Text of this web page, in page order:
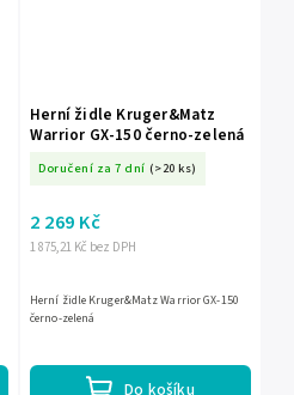
Herní židle Kruger&Matz
Warrior GX-150 černo-zelená
Doručení za 7 dní (>20 ks)
1 875,21 Kč bez DPH
2 269 Kč
Do košíku
Herní židle Kruger&Matz Warrior GX-150
černo-zelená